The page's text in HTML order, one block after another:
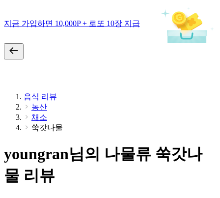
지금 가입하면 10,000P + 로또 10장 지급
음식 리뷰
농산
채소
쑥갓나물
youngran님의 나물류 쑥갓나
물 리뷰